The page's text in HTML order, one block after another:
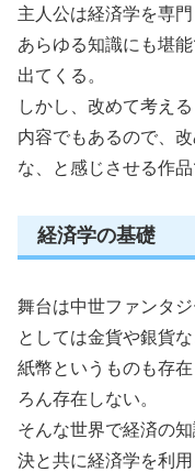
主人公は経済学を専
あらゆる知識にも堪
出てくる。
しかし、改めて考え
内容でもあるので、
な、と感じさせる作品
経済学の基礎
舞台は中世ファンタ
としては金貨や銀貨
紙幣というものも存
ろん存在しない。
そんな世界で経済の
決と共に経済学を利